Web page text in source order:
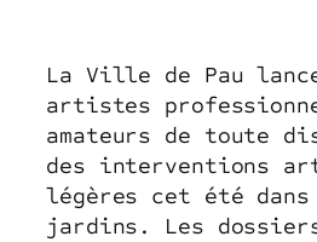
La Ville de Pau
artistes
amateurs de toute
des interventions
légères cet été
jardins. Les